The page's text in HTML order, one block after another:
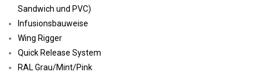
Sandwich und PVC)
Infusionsbauweise
Wing Rigger
Quick Release System
RAL Grau/Mint/Pink